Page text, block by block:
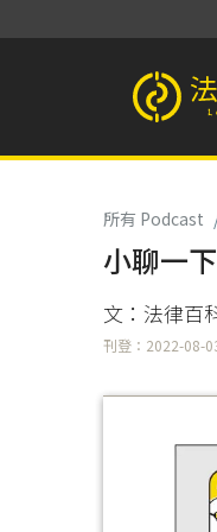
法律百科
所有 Podcast
小聊一
文：法律百
刊登：2022-08-